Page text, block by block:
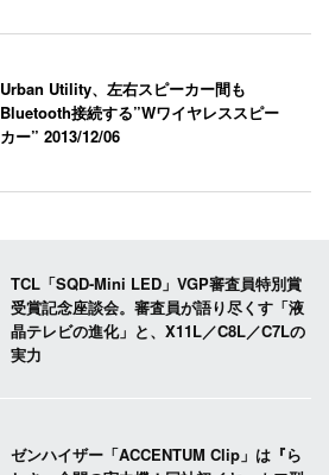
Urban Utility、左右スピーカー間も
Bluetooth接続する”Wワイヤレススピー
カー”2013/12/06
TCL「SQD-Mini LED」VGP審査員特別賞
受賞記念座談会。審査員が語り尽くす「液
晶テレビの進化」と、X11L／C8L／C7Lの
実力
ゼンハイザー「ACCENTUM Clip」は『ら